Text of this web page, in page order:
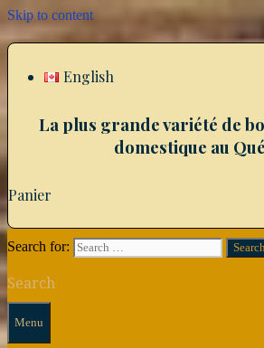
Skip to content
English
La plus grande variété de
domestique au
Panier
Search for:
Search
Menu